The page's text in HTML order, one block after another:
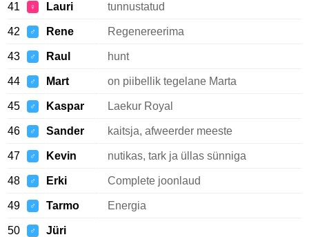
41 ♀ Lauri tunnustatud
42 ♂ Rene Regenereerima
43 ♂ Raul hunt
44 ♂ Mart on piibellik tegelane Marta
45 ♂ Kaspar Laekur Royal
46 ♂ Sander kaitsja, afweerder meeste
47 ♂ Kevin nutikas, tark ja üllas sünniga
48 ♂ Erki Complete joonlaud
49 ♂ Tarmo Energia
50 ♂ Jüri